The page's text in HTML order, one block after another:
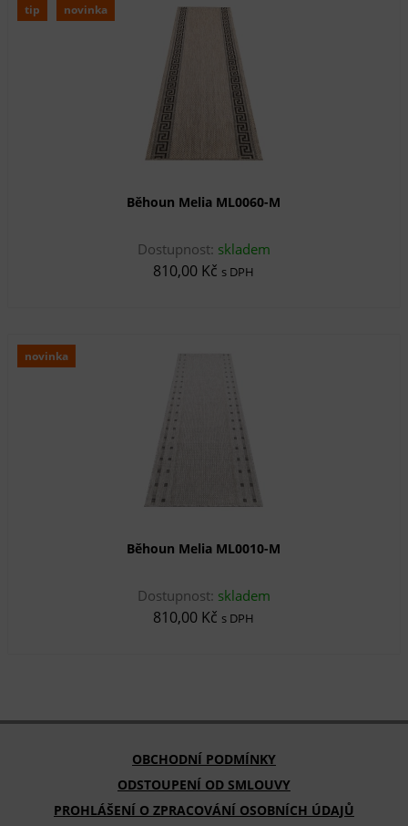
tip novinka
Běhoun Melia ML0060-M
Dostupnost: skladem
810,00 Kč s DPH
novinka
Běhoun Melia ML0010-M
Dostupnost: skladem
810,00 Kč s DPH
OBCHODNÍ PODMÍNKY
ODSTOUPENÍ OD SMLOUVY
PROHLÁŠENÍ O ZPRACOVÁNÍ OSOBNÍCH ÚDAJŮ